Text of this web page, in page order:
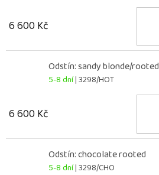
6 600 Kč
Odstín: sandy blonde/rooted
5-8 dní| 3298/HOT
6 600 Kč
Odstín: chocolate rooted
5-8 dní| 3298/CHO